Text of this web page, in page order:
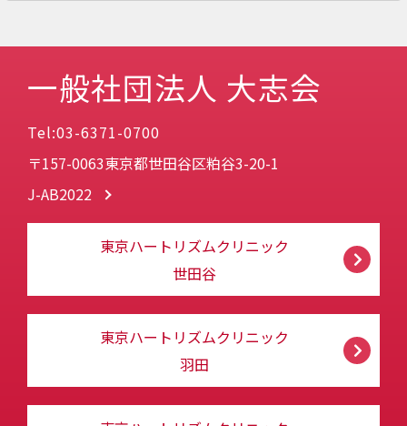
一般社団法人 大志会
Tel:03-6371-0700
〒157-0063東京都世田谷区粕谷3-20-1
J-AB2022
東京ハートリズムクリニック
世田谷
東京ハートリズムクリニック
羽田